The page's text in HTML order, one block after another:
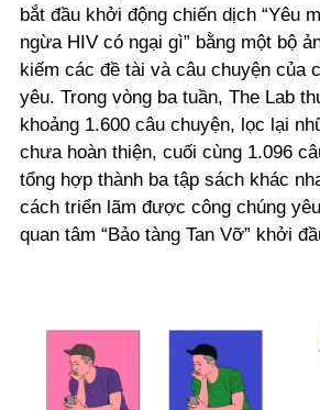
bắt đầu khởi động chiến dịch “Yêu
ngừa HIV có ngại gì” bằng một bộ
kiếm các đề tài và câu chuyện của
yêu. Trong vòng ba tuần, The Lab
khoảng 1.600 câu chuyện, lọc lại
chưa hoàn thiện, cuối cùng 1.096
tổng hợp thành ba tập sách khác
cách triển lãm được công chúng
quan tâm “Bảo tàng Tan Vỡ” khởi